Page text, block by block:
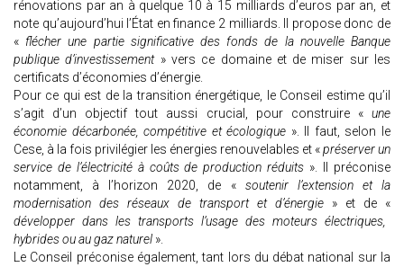
rénovations par an à quelque 10 à 15 milliards d’euros par an, et
note qu’aujourd’hui l’État en finance 2 milliards. Il propose donc de
« flécher une partie significative des fonds de la nouvelle Banque
publique d’investissement» vers ce domaine et de miser sur les
certificats d’économies d’énergie.
Pour ce qui est de la transition énergétique, le Conseil estime qu’il
s’agit d’un objectif tout aussi crucial, pour construire «une
économie décarbonée, compétitive et écologique ». Il faut, selon le
Cese, à la fois privilégier les énergies renouvelables et «préserver un
service de l’électricité à coûts de production réduits ». Il préconise
notamment, à l’horizon 2020, de « soutenir l’extension et la
modernisation des réseaux de transport et d’énergie » et de «
développer dans les transports l’usage des moteurs électriques,
hybrides ou au gaz naturel ».
Le Conseil préconise également, tant lors du débat national sur la